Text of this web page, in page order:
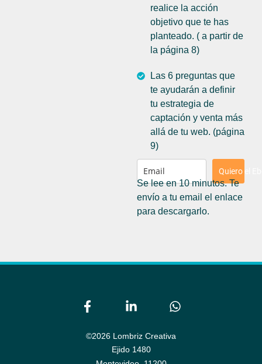
realice la acción
objetivo que te has
planteado. ( a partir de
la página 8)
Las 6 preguntas que
te ayudarán a definir
tu estrategia de
captación y venta más
allá de tu web. (página
9)
Quiero el
Se lee en 10 minutos. Te
envío a tu email el enlace
para descargarlo.
©2026 Lombriz Creativa
Ejido 1480